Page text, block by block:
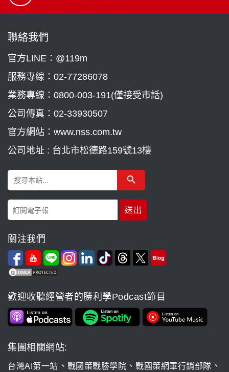
聯絡我們
官方LINE：@119m
服務專線： 02-77286078
業務專線： 0800-003-191(僅接受市話)
公司傳真：02-33930507
官方網站：www.nss.com.tw
公司地址 : 台北市松德路159號13樓
Search
for:
Search Button
關注我們
歡迎收聽經營者的勝利學Podcast節目
集團相關網站:
台灣AI第一站 、 戰國策戰勝學院 、 戰國策網軍行銷部隊 、